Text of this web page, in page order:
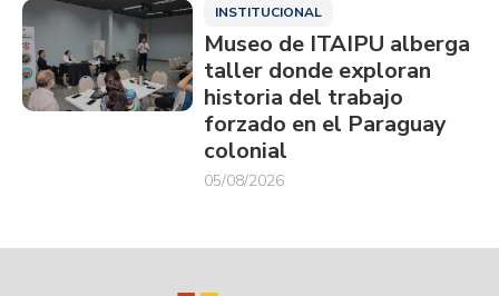
INSTITUCIONAL
Museo de ITAIPU alberga
taller donde exploran
historia del trabajo
forzado en el Paraguay
colonial
05/08/2026